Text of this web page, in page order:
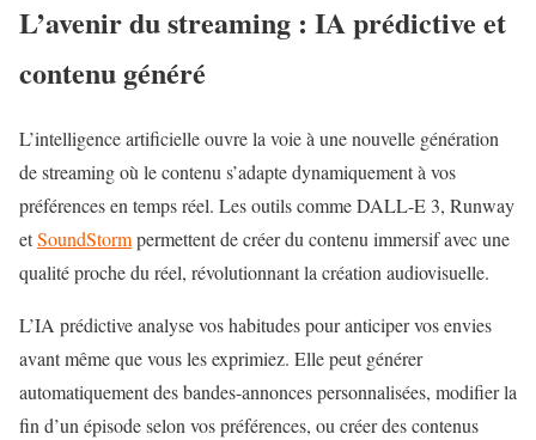
L’avenir du streaming : IA prédictive et
contenu généré
L’intelligence artificielle ouvre la voie à une nouvelle génération
de streaming où le contenu s’adapte dynamiquement à vos
préférences en temps réel. Les outils comme DALL-E 3, Runway
etSoundStormpermettent de créer du contenu immersif avec une
qualité proche du réel, révolutionnant la création audiovisuelle.
L’IA prédictive analyse vos habitudes pour anticiper vos envies
avant même que vous les exprimiez. Elle peut générer
automatiquement des bandes-annonces personnalisées, modifier la
fin d’un épisode selon vos préférences, ou créer des contenus